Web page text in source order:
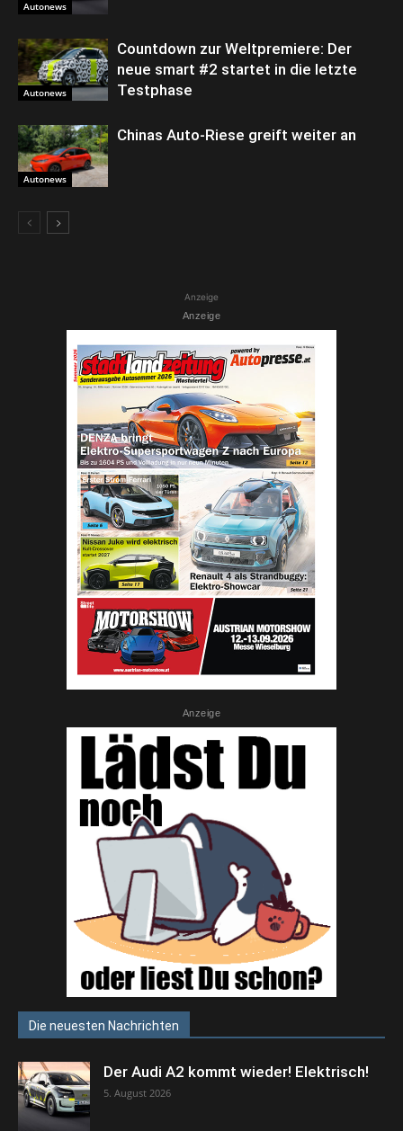
Autonews
Autonews
Countdown zur Weltpremiere: Der
neue smart #2 startet in die letzte
Testphase
Autonews
Chinas Auto-Riese greift weiter an
Anzeige
Anzeige
Anzeige
Die neuesten Nachrichten
Der Audi A2 kommt wieder! Elektrisch!
5. August 2026